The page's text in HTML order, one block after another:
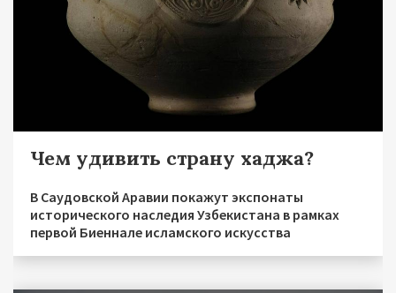
Чем удивить страну хаджа?
В Саудовской Аравии покажут экспонаты
исторического наследия Узбекистана в рамках
первой Биеннале исламского искусства